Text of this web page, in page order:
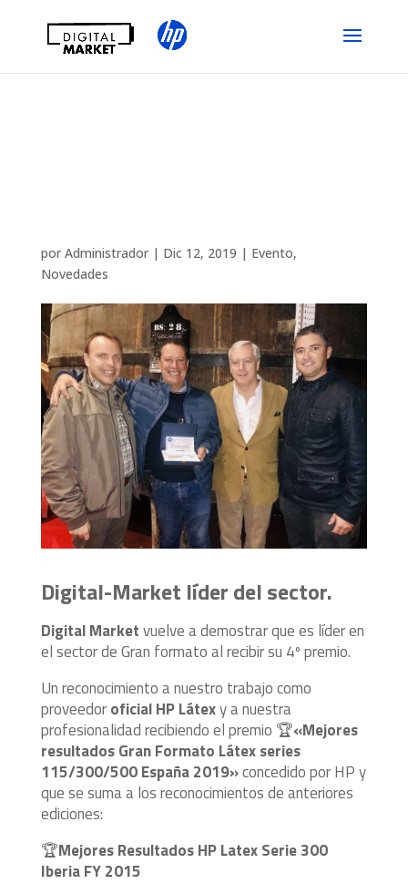
por Administrador| Dic 12, 2019 | Evento,
Novedades
Digital-Market líder del sector.
Digital Marketvuelve a demostrar que es líder en
el sector de Gran formato al recibir su 4º premio.
Un reconocimiento a nuestro trabajo como
proveedoroficial HP Látexy a nuestra
profesionalidad recibiendo el premio 🏆«Mejores
resultados Gran Formato Látex series
115/300/500 España 2019»concedido por HP y
que se suma a los reconocimientos de anteriores
ediciones:
🏆Mejores Resultados HP Latex Serie 300
Iberia FY 2015